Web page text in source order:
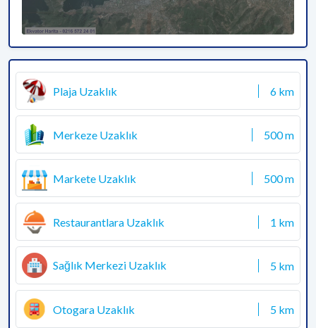
Plaja Uzaklık 6 km
Merkeze Uzaklık 500 m
Markete Uzaklık 500 m
Restaurantlara Uzaklık 1 km
Sağlık Merkezi Uzaklık 5 km
Otogara Uzaklık 5 km